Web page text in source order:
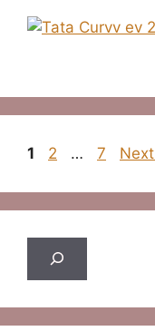
Page
1 Page
2 … Page
7 Next